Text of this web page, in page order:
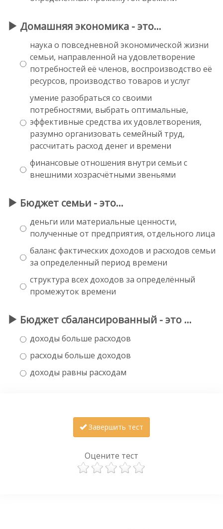
Домашняя экономика - это…
наука о повседневной экономической жизни
семьи, направленной на удовлетворение
потребностей её членов, воспроизводство её
ресурсов, производство товаров и услуг
умение разобраться со своими
потребностями, выбрать оптимальные,
эффективные средства их удовлетворения,
разумно организовать семейный труд,
рассчитать расход денег и времени
финансовые отношения внутри семьи с
внешними хозрасчётными звеньями
Бюджет семьи - это…
деньги или материальные ценности,
полученные от предприятия, отдельного лица
баланс фактических доходов и расходов семьи
за определенный период времени
структура всех доходов за определённый
промежуток времени
Бюджет сбалансированный - это …
доходы больше расходов
расходы больше доходов
доходы равны расходам
Завершить тест
Оцените тест